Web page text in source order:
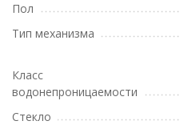
Пол
Тип механизма
Класс
водонепроницаемости
Стекло